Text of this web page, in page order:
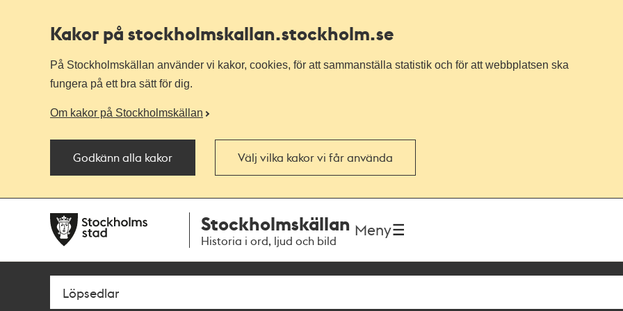
Kakor på stockholmskallan.stockholm.se
På Stockholmskällan använder vi kakor, cookies, för att sammanställa statistik och för att webbplatsen ska
fungera på ett bra sätt för dig.
Om kakor på Stockholmskällan
Godkänn alla kakor Välj vilka kakor vi får använda
navigationen
huvudinnehållet
Stockholmskällan
Historia i ord, ljud och bild
Meny
Sök